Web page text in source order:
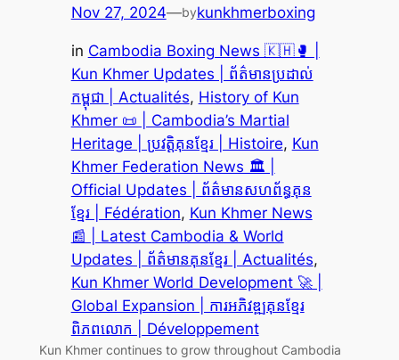
Nov 27, 2024—bykunkhmerboxing
in Cambodia Boxing News 🇰🇭🥊 |
Kun Khmer Updates | ព័ត៌មានប្រដាល់
កម្ពុជា | Actualités, History of Kun
Khmer 📜 | Cambodia’s Martial
Heritage | ប្រវត្តិគុនខ្មែរ | Histoire, Kun
Khmer Federation News 🏛️ |
Official Updates | ព័ត៌មានសហព័ន្ធគុន
ខ្មែរ | Fédération, Kun Khmer News
📰 | Latest Cambodia & World
Updates | ព័ត៌មានគុនខ្មែរ | Actualités
Kun Khmer World Development 🚀 |
Global Expansion | ការអភិវឌ្ឍគុនខ្មែរ
ពិភពលោក | Développement
Kun Khmer continues to grow throughout Cambodia